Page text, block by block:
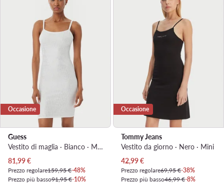
Occasione
Guess
Vestito di maglia · Bianco · Mini
Prezzo attuale
81,99€
Prezzo regolare159,95 €-48%
Prezzo più basso91,95 €-10%
Occasione
Tommy Jeans
Vestito da giorno · Nero · Mini
Prezzo attuale
42,99€
Prezzo regolare69,95 €-38%
Prezzo più basso46,99 €-8%